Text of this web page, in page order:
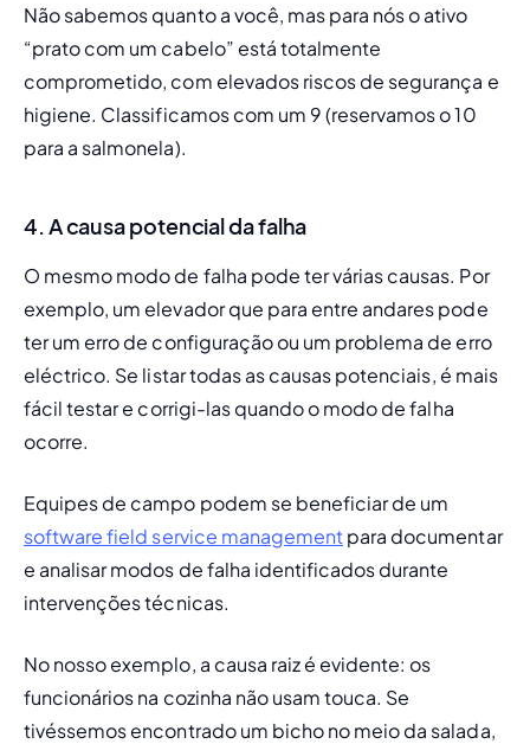
Não sabemos quanto a você, mas para nós o ativo
“prato com um cabelo” está totalmente
comprometido, com elevados riscos de segurança e
higiene. Classificamos com um 9 (reservamos o 10
para a salmonela).
4. A causa potencial da falha
O mesmo modo de falha pode ter várias causas. Por
exemplo, um elevador que para entre andares pode
ter um erro de configuração ou um problema de erro
eléctrico. Se listar todas as causas potenciais, é mais
fácil testar e corrigi-las quando o modo de falha
ocorre.
software field service management para documentar
e analisar modos de falha identificados durante
intervenções técnicas.
No nosso exemplo, a causa raiz é evidente: os
funcionários na cozinha não usam touca. Se
tivéssemos encontrado um bicho no meio da salada,